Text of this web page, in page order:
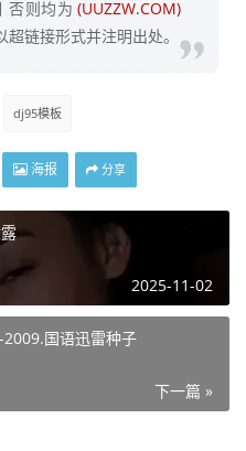
否则均为 (UUZZW.COM)
链接形式并注明出处。
dj95模板
海报 分享
2025-11-02
国语迅雷种子
下一篇 »